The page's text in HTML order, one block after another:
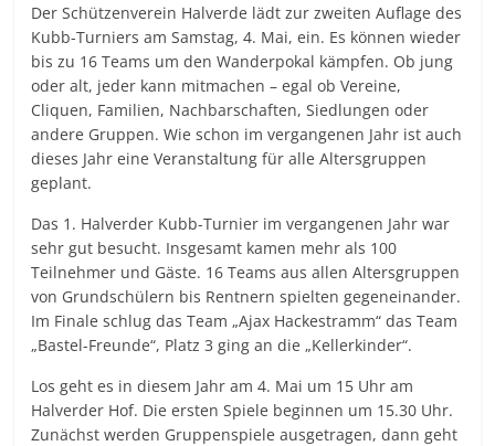
Der Schützenverein Halverde lädt zur zweiten Auflage des
Kubb-Turniers am Samstag, 4. Mai, ein. Es können wieder
bis zu 16 Teams um den Wanderpokal kämpfen. Ob jung
oder alt, jeder kann mitmachen – egal ob Vereine,
Cliquen, Familien, Nachbarschaften, Siedlungen oder
andere Gruppen. Wie schon im vergangenen Jahr ist auch
dieses Jahr eine Veranstaltung für alle Altersgruppen
geplant.
Das 1. Halverder Kubb-Turnier im vergangenen Jahr war
sehr gut besucht. Insgesamt kamen mehr als 100
Teilnehmer und Gäste. 16 Teams aus allen Altersgruppen
von Grundschülern bis Rentnern spielten gegeneinander.
Im Finale schlug das Team „Ajax Hackestramm“ das Team
„Bastel-Freunde“, Platz 3 ging an die „Kellerkinder“.
Los geht es in diesem Jahr am 4. Mai um 15 Uhr am
Halverder Hof. Die ersten Spiele beginnen um 15.30 Uhr.
Zunächst werden Gruppenspiele ausgetragen, dann geht